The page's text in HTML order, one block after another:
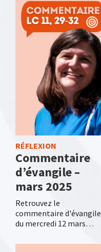
RÉFLEXION
Commentaire
d’évangile –
mars 2025
Retrouvez le
commentaire d'évangile
du mercredi 12 mars…